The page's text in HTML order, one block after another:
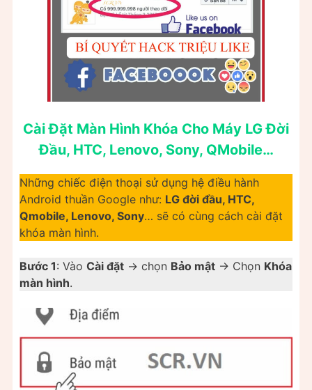
Cài Đặt Màn Hình Khóa Cho Máy LG Đời
Đầu, HTC, Lenovo, Sony, QMobile…
Những chiếc điện thoại sử dụng hệ điều hành
Android thuần Google như: LG đời đầu, HTC,
Qmobile, Lenovo, Sony… sẽ có cùng cách cài đặt
khóa màn hình.
Bước 1: Vào Cài đặt -> chọn Bảo mật -> Chọn Khóa
màn hình.